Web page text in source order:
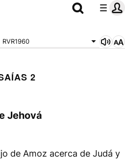
RVR1960
2
Jehová
de Amoz acerca de Judá y